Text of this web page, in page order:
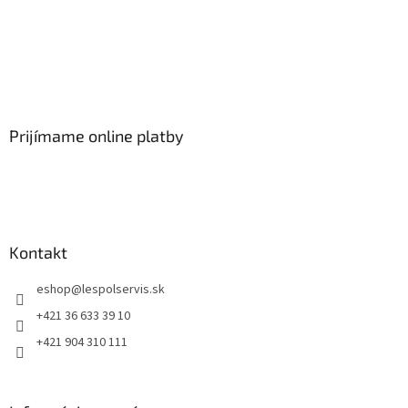
Prijímame online platby
Kontakt
eshop@lespolservis.sk
+421 36 633 39 10
+421 904 310 111